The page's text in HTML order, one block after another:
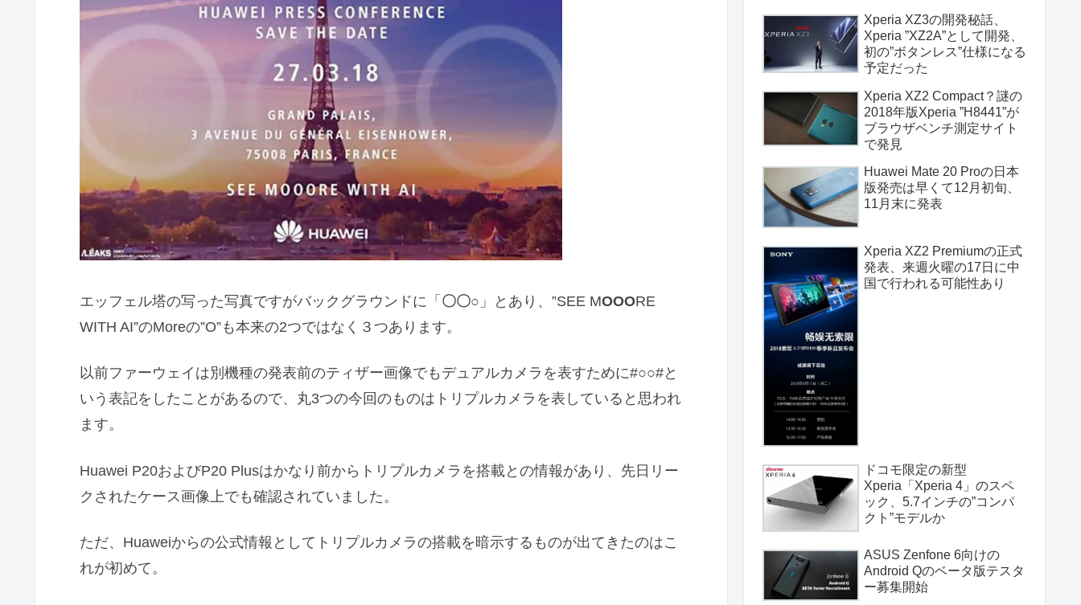
エッフェル塔の写った写真ですがバックグラウンドに「 〇〇○ 」とあり、”SEE MOOORE
WITH AI”のMoreの”O”も本来の2つではなく３つあります。
以前ファーウェイは別機種の発表前のティザー画像でもデュアルカメラを表すために#○○#と
いう表記をしたことがあるので、丸3つの今回のものはトリプルカメラを表していると思われ
ます。
Huawei P20およびP20 Plusはかなり前からトリプルカメラを搭載との情報があり、先日リー
クされたケース画像上でも確認されていました。
ただ、Huaweiからの公式情報としてトリプルカメラの搭載を暗示するものが出てきたのはこ
れが初めて。
Xperia XZ3の開発秘話、
Xperia ”XZ2A”として開発、
初の”ボタンレス”仕様になる
予定だった
Xperia XZ2 Compact？謎の
2018年版Xperia ”H8441”が
ブラウザベンチ測定サイト
で発見
Huawei Mate 20 Proの日本
版発売は早くて12月初旬、
11月末に発表
Xperia XZ2 Premiumの正式
発表、来週火曜の17日に中
国で行われる可能性あり
ドコモ限定の新型
Xperia「Xperia 4」のスペ
ック、5.7インチの”コンパ
クト”モデルか
ASUS Zenfone 6向けの
Android Qのベータ版テスタ
ー募集開始